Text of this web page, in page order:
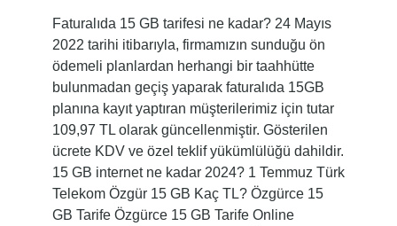
Faturalıda 15 GB tarifesi ne kadar? 24 Mayıs
2022 tarihi itibarıyla, firmamızın sunduğu ön
ödemeli planlardan herhangi bir taahhütte
bulunmadan geçiş yaparak faturalıda 15GB
planına kayıt yaptıran müşterilerimiz için tutar
109,97 TL olarak güncellenmiştir. Gösterilen
ücrete KDV ve özel teklif yükümlülüğü dahildir.
15 GB internet ne kadar 2024? 1 Temmuz Türk
Telekom Özgür 15 GB Kaç TL? Özgürce 15
GB Tarife Özgürce 15 GB Tarife Online